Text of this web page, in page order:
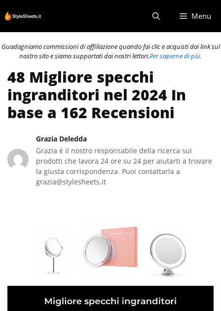
al
contenuto
Menu
Guadagniamo commissioni di affiliazione quando fai clic e acquisti dai link sul
nostro sito e siamo supportati dai nostri lettori.Per saperne di più.
48 Migliore specchi
ingranditori nel 2024 In
base a 162 Recensioni
Grazia Deledda
Grazia è il nostro responsabile della ricerca sui
prodotti che lavora 24 ore su 24 per aiutarti a trovare
la giusta corrispondenza. Puoi contattarla a
grazia@stylesheets.it